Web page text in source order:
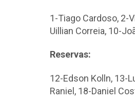
1-Tiago Cardoso, 2-
Uillian Correia, 10-
Reservas:
12-Edson Kolln, 13-
Raniel, 18-Daniel